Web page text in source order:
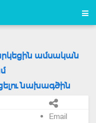
ամսական
նախագծին
Email